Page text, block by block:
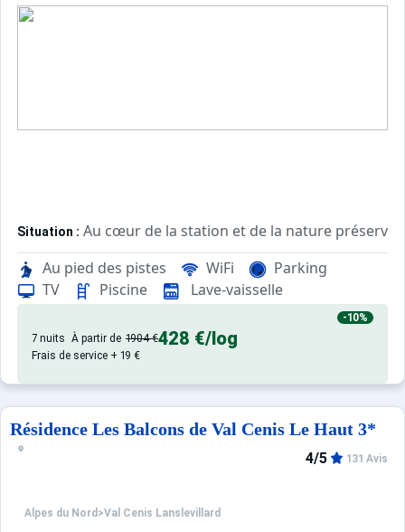
Situation : Au cœur de la station et de la nature
Résidence :Appartements confortables et bien équipés,
Au pied des pistes WiFi
Parking
TV
Piscine Lave-vaisselle
-10%
7 nuits À partir de 1904 €428 €/log
Frais de service + 19 €
Résidence Les Balcons de Val Cenis Le Haut 3*
Alpes du Nord >Val Cenis Lanslevillard
4/5 131 Avis